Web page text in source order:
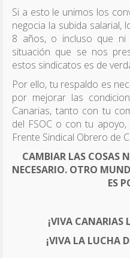
Si a esto le unimos los
negocia la subida salarial,
8 años, o incluso que ni
situación que se nos
estos sindicatos es de
Por ello, tu respaldo es
por mejorar las
Canarias, tanto con tu
del FSOC o con tu
Frente Sindical Obrero de
CAMBIAR LAS COSAS
NECESARIO. OTRO
ES
¡VIVA CANARIAS
¡VIVA LA LUCHA